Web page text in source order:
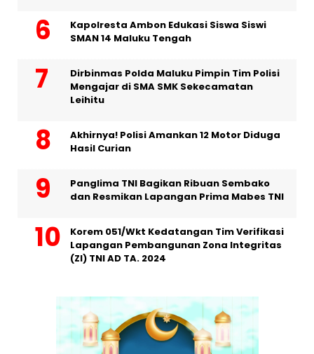
Kapolresta Ambon Edukasi Siswa Siswi
SMAN 14 Maluku Tengah
Dirbinmas Polda Maluku Pimpin Tim Polisi
Mengajar di SMA SMK Sekecamatan
Leihitu
Akhirnya! Polisi Amankan 12 Motor Diduga
Hasil Curian
Panglima TNI Bagikan Ribuan Sembako
dan Resmikan Lapangan Prima Mabes TNI
Korem 051/Wkt Kedatangan Tim Verifikasi
Lapangan Pembangunan Zona Integritas
(ZI) TNI AD TA. 2024